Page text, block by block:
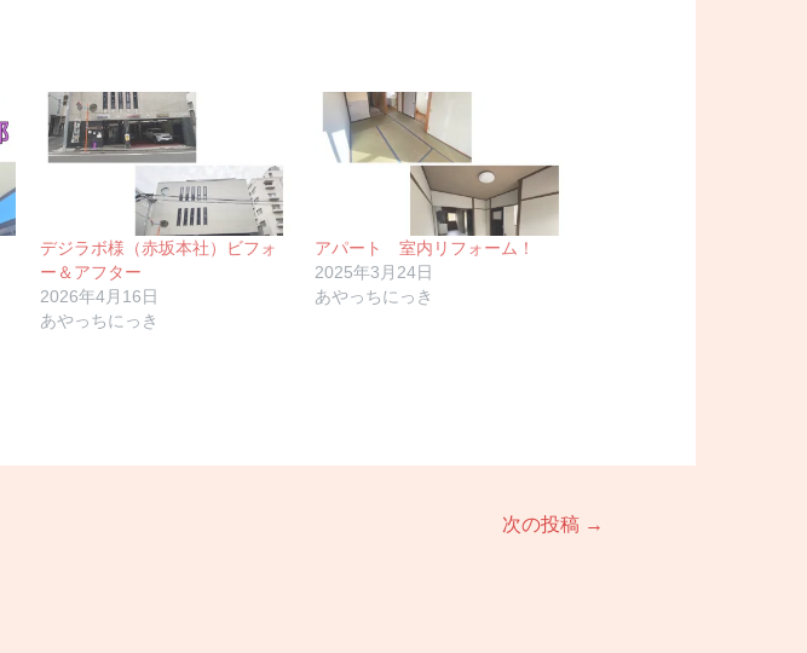
デジラボ様（赤坂本社）ビフォ
ー＆アフター
2026年4月16日
あやっちにっき
アパート 室内リフォーム！
2025年3月24日
あやっちにっき
次の投稿 →